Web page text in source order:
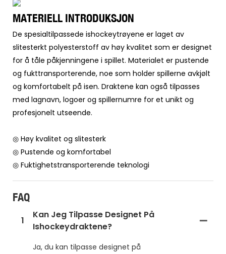
MATERIELL INTRODUKSJON
De spesialtilpassede ishockeytrøyene er laget av
slitesterkt polyesterstoff av høy kvalitet som er designet
for å tåle påkjenningene i spillet. Materialet er pustende
og fukttransporterende, noe som holder spillerne avkjølt
og komfortabelt på isen. Draktene kan også tilpasses
med lagnavn, logoer og spillernumre for et unikt og
profesjonelt utseende.
◎ Høy kvalitet og slitesterk
◎ Pustende og komfortabel
◎ Fuktighetstransporterende teknologi
FAQ
1
Kan Jeg Tilpasse Designet På
Ishockeydraktene?
Ja, du kan tilpasse designet på